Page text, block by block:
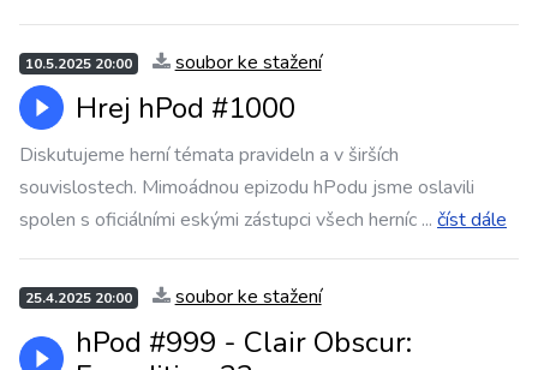
10.5.2025 20:00 soubor ke stažení
Hrej hPod #1000
Diskutujeme herní témata pravideln a v širších
souvislostech. Mimoádnou epizodu hPodu jsme oslavili
spolen s oficiálními eskými zástupci všech herníc ... číst dále
25.4.2025 20:00 soubor ke stažení
hPod #999 - Clair Obscur: